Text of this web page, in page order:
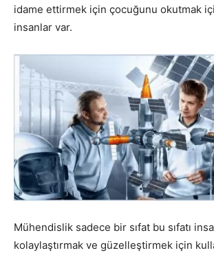
idame ettirmek için çocuğunu okutmak
insanlar var.
Mühendislik sadece bir sıfat bu sıfatı
kolaylaştırmak ve güzelleştirmek için